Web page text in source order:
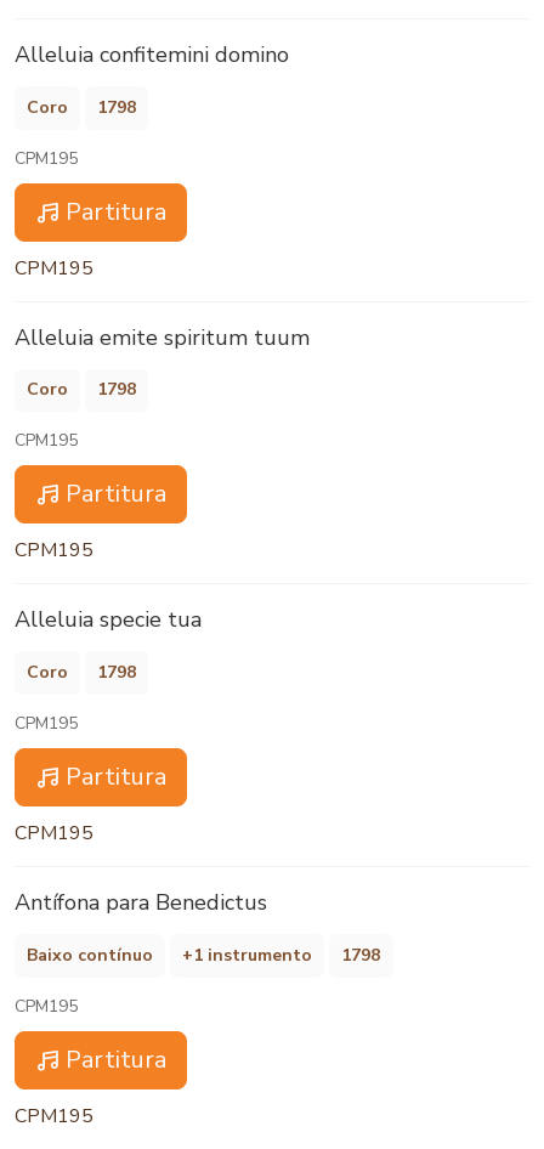
Alleluia confitemini domino
Coro 1798
CPM195
Partitura
CPM195
Alleluia emite spiritum tuum
Coro 1798
CPM195
Partitura
CPM195
Alleluia specie tua
Coro 1798
CPM195
Partitura
CPM195
Antífona para Benedictus
Baixo contínuo +1 instrumento 1798
CPM195
Partitura
CPM195